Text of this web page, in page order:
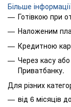
Більше
Готівкою при
Наложеним
Кредитною
Через касу
Приватбанку.
Для різних
від 6 місяців